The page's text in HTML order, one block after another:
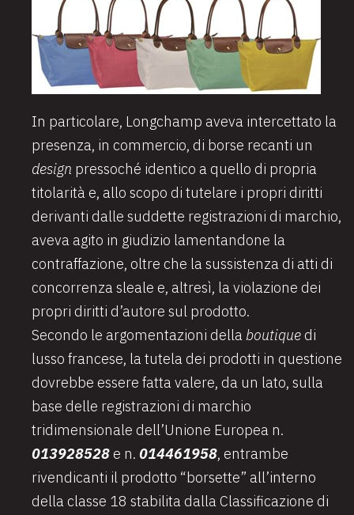
In particolare, Longchamp aveva intercettato la
presenza, in commercio, di borse recanti un
design pressoché identico a quello di propria
titolarità e, allo scopo di tutelare i propri diritti
derivanti dalle suddette registrazioni di marchio,
aveva agito in giudizio lamentandone la
contraffazione, oltre che la sussistenza di atti di
concorrenza sleale e, altresì, la violazione dei
propri diritti d’autore sul prodotto.
Secondo le argomentazioni dellaboutique di
lusso francese, la tutela dei prodotti in questione
dovrebbe essere fatta valere, da un lato, sulla
base delle registrazioni di marchio
tridimensionale dell’Unione Europea n.
013928528 e n. 014461958, entrambe
rivendicanti il prodotto “borsette” all’interno
della classe 18 stabilita dalla Classificazione di